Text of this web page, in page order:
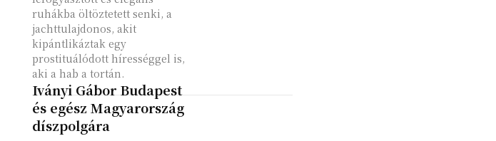
ruhákba öltöztetett senki, a
jachttulajdonos, akit
kipántlikáztak egy
prostituálódott hírességgel is,
aki a hab a tortán.
Iványi Gábor Budapest
és egész Magyarország
díszpolgára